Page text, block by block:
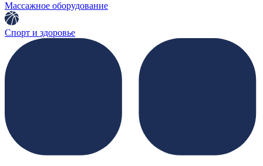
Массажное оборудование
Спорт и здоровье